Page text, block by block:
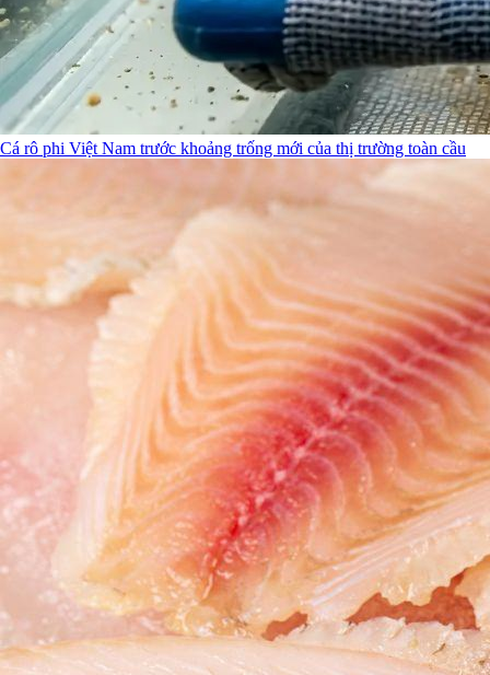
Cá rô phi Việt Nam trước khoảng trống mới của thị trường toàn cầu